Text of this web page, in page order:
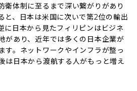
衛体制に至るまで深い繋がりがあり
と、日本は米国に次いで第2位の輸出
に日本から見たフィリピンはビジネ
があり、近年では多くの日本企業が
す。ネットワークやインフラが整っ
は日本から渡航する人がもっと増え